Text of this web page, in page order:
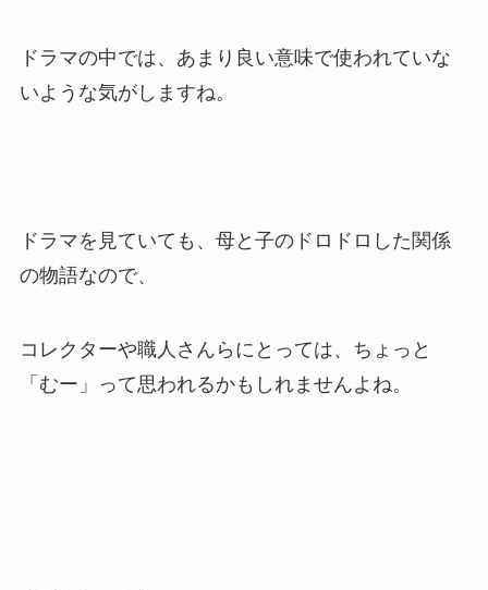
ドラマの中では、あまり良い意味で使われていな
いような気がしますね。
ドラマを見ていても、母と子のドロドロした関係
の物語なので、
コレクターや職人さんらにとっては、ちょっと
「むー」って思われるかもしれませんよね。